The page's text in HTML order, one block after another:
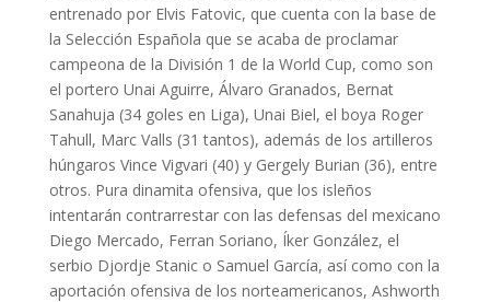
entrenado por Elvis Fatovic, que cuenta con la base de
la Selección Española que se acaba de proclamar
campeona de la División 1 de la World Cup, como son
el portero Unai Aguirre, Álvaro Granados, Bernat
Sanahuja (34 goles en Liga), Unai Biel, el boya Roger
Tahull, Marc Valls (31 tantos), además de los artilleros
húngaros Vince Vigvari (40) y Gergely Burian (36), entre
otros. Pura dinamita ofensiva, que los isleños
intentarán contrarrestar con las defensas del mexicano
Diego Mercado, Ferran Soriano, Íker González, el
serbio Djordje Stanic o Samuel García, así como con la
aportación ofensiva de los norteamericanos, Ashworth